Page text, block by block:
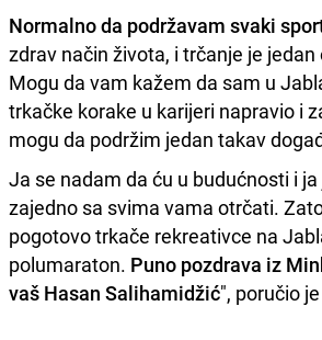
Normalno da podržavam svaki
zdrav način života, i trčanje je
Mogu da vam kažem da sam u
trkačke korake u karijeri napravio i
mogu da podržim jedan takav
Ja se nadam da ću u budućnosti i
zajedno sa svima vama otrčati.
pogotovo trkače rekreativce na
polumaraton. Puno pozdrava iz
vaš Hasan Salihamidžić", poručio